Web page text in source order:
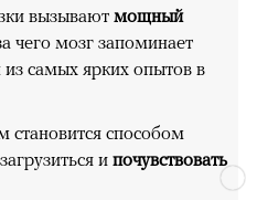
вызывают мощный
чего мозг запоминает
самых ярких опытов в
становится способом
и почувствовать